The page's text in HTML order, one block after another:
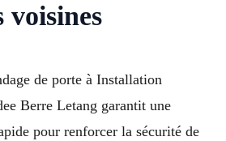
voisines
de porte à Installation
Berre Letang garantit une
pour renforcer la sécurité de